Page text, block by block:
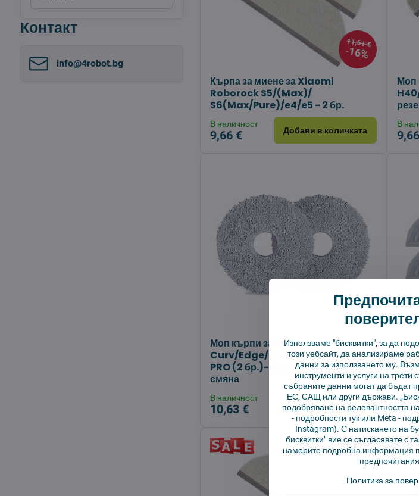
11,61 €
16%
Кърпа за миене за Xiaomi
Roborock S5/(Max)/
S6(Max/Pure)/e4/e5 - 2 бр.
В наличност
9,66 € Добави в количката
Моп
В
Моп кърпи за Roborock Qrevo
Curv/Edge/P20/P20 PRO/C/C
PRO (2 бр.)-Пераеми подложки за
смяна
В наличност
10,63 € Добави в количката
Моп
VF/
В
за
по
Контакт
info​@4robot​.bg
Използваме "бисквитки", за да
този уебсайт, да анализираме
данни за използването му.
инструменти и услуги на трети
събраните данни могат да бъдат
ЕС, САЩ или други държави.
подобряване на релевантността
- подробности тукили Meta -
Instagram). С натискането на
бисквитки" вие се съгласявате с
намерите подробна информация
Политика за